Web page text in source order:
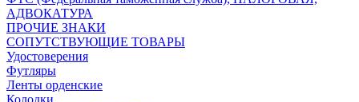
АДВОКАТУРА
ПРОЧИЕ ЗНАКИ
СОПУТСТВУЮЩИЕ ТОВАРЫ
Удостоверения
Футляры
Ленты орденские
Колодки